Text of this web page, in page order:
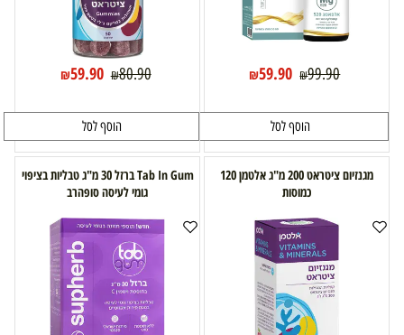
₪99.90
₪59.90
הוסף לסל
₪80.90
₪59.90
הוסף לסל
מגנזיום ציטראט 200 מ"ג אלטמן 120
כמוסות
Tab In Gum ברזל 30 מ"ג טבליות בציפוי
גומי לעיסה סופהרב